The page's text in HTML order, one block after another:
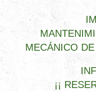
MECÁNICO
¡¡